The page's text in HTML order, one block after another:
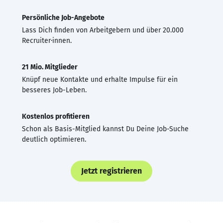
Persönliche Job-Angebote
Lass Dich finden von Arbeitgebern und über 20.000
Recruiter·innen.
21 Mio. Mitglieder
Knüpf neue Kontakte und erhalte Impulse für ein
besseres Job-Leben.
Kostenlos profitieren
Schon als Basis-Mitglied kannst Du Deine Job-Suche
deutlich optimieren.
Jetzt registrieren